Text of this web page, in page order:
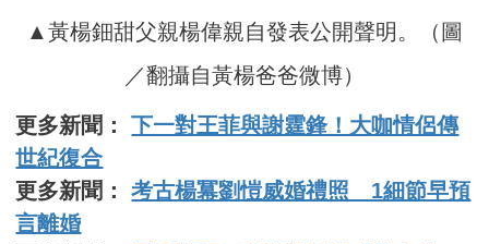
▲黃楊鈿甜父親楊偉親自發表公開聲明。（圖
／翻攝自黃楊爸爸微博）
更多新聞：下一對王菲與謝霆鋒！大咖情侶傳
世紀復合
更多新聞：考古楊冪劉愷威婚禮照 1細節早預
言離婚